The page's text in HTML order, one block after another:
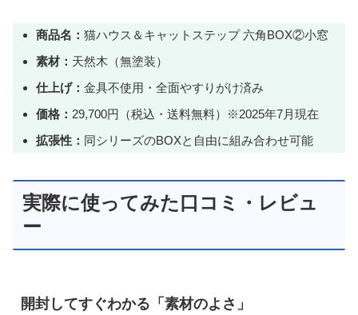
商品名： 猫ハウス＆キャットステップ 六角BOX②小窓
素材： 天然木（無塗装）
仕上げ： 金具不使用・全面やすりがけ済み
価格： 29,700円（税込・送料無料）※2025年7月現在
拡張性： 同シリーズのBOXと自由に組み合わせ可能
実際に使ってみた口コミ・レビュ
ー
開封してすぐわかる「素材のよさ」